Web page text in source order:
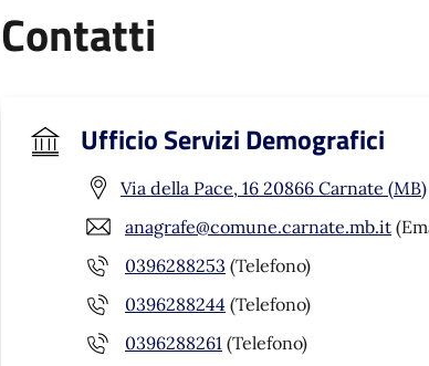
Contatti
Ufficio Servizi Demografici
Via della Pace, 16 20866 Carnate (MB)
anagrafe@comune.carnate.mb.it
0396288253 (Telefono)
0396288244 (Telefono)
0396288261 (Telefono)